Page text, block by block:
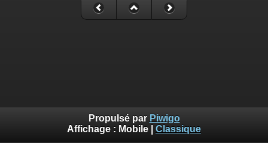
Propulsé par Piwigo
Affichage : Mobile Classique